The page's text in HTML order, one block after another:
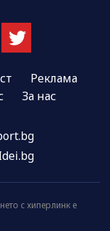
Реклама
За нас
с хиперлинк е